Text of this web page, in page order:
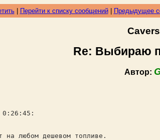
| Перейти к списку сообщений| Предыдущее
Re: Выбираю
Автор:
0:26:45:
на любом дешевом топливе.